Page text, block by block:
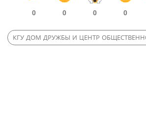
0 0 0 0
КГУ ДОМ ДРУЖБЫ И ЦЕНТР